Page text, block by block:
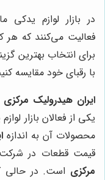
در بازار لوازم
فعالیت می‌کنند که هر
برای انتخاب بهترین
با رقبای خود مقایسه
ایران هیدرولیک
یکی از فعالان بازار
محصولات آن به اندازه
قیمت قطعات در شرکت
مرکزی است. در